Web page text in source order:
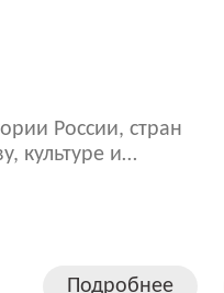
России, стран
культуре и
Подробнее